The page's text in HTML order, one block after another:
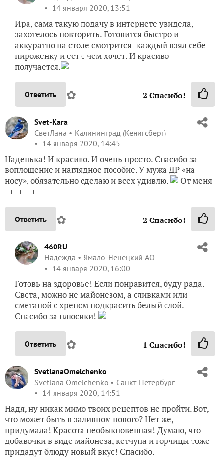
14 января 2020, 13:51
Ира, сама такую подачу в интернете увидела,
захотелось повторить. Готовится быстро и
аккуратно на столе смотрится -каждый взял себе
пироженку и ест с чем хочет. И красиво
получается.
Ответить ✿ 2 Спасибо!
Svet-Kara
СветЛана
Калининград (Кенигсберг)
14 января 2020, 14:45
Наденька! И красиво. И очень просто. Спасибо за
воплощение и наглядное пособие. У мужа ДР «на
носу», обязательно сделаю и всех удивлю.
От меня
+++++++
Ответить ✿ 2 Спасибо!
460RU
Надежда
Ямало-Ненецкий АО
14 января 2020, 16:00
Готовь на здоровье! Если понравится, буду рада.
Света, можно не майонезом, а сливками или
сметаной с хреном подкрасить белый слой.
Спасибо за плюсики!
Ответить ✿ 1 Спасибо!
SvetlanaOmelchenko
Svetlana Omelchenko
Санкт-Петербург
14 января 2020, 14:51
Надя, ну никак мимо твоих рецептов не пройти. Вот,
что может быть в заливном нового? Нет же,
придумала! Красота необыкновенная! Думаю, что
добавочки в виде майонеза, кетчупа и горчицы тоже
придадут блюду новый вкус! Спасибо.